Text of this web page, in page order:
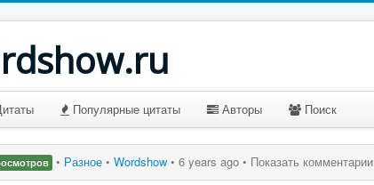
Популярные цитаты Авторы Поиск
• Разное • Wordshow • 6 years ago • Показать комментарии